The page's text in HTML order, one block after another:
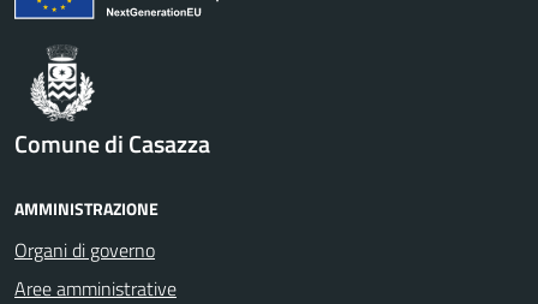
Comune di Casazza
AMMINISTRAZIONE
Organi di governo
Aree amministrative